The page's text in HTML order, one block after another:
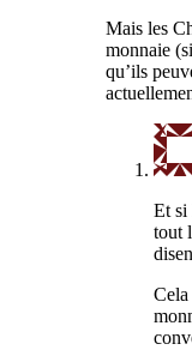
Mais les
monnaie
qu’ils
Et si
tout
Cela